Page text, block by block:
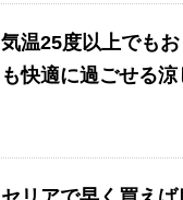
気温25度以上でも
も快適に過ごせる